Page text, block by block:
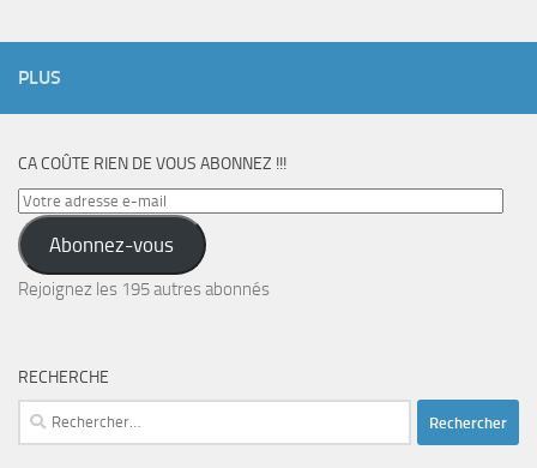
PLUS
CA COÛTE RIEN DE VOUS ABONNEZ !!!
Votre
adresse
e-
mail
Abonnez-vous
Rejoignez les 195 autres abonnés
RECHERCHE
Rechercher :